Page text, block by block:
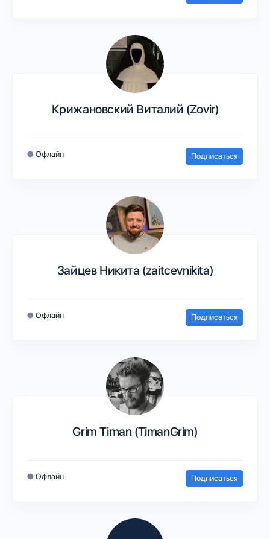
Крижановский Виталий (Zovir)
● Офлайн Подписаться
Зайцев Никита (zaitcevnikita)
● Офлайн Подписаться
Grim Timan (TimanGrim)
● Офлайн Подписаться